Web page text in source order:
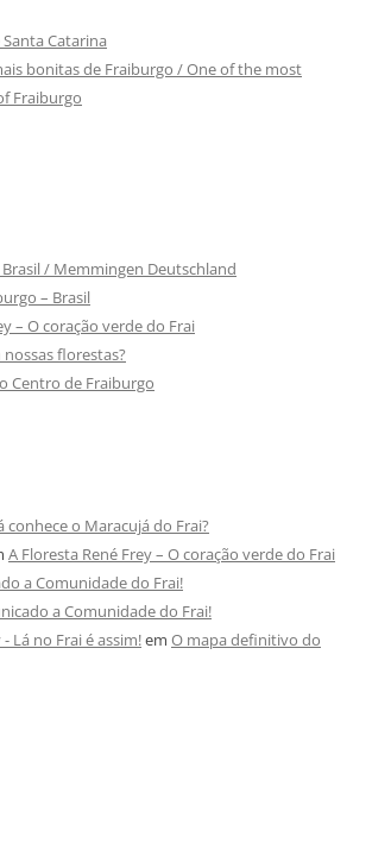
Catarina
bonitas de Fraiburgo / One of the most
Fraiburgo
/ Memmingen Deutschland
– Brasil
– O coração verde do Frai
florestas?
Centro de Fraiburgo
conhece o Maracujá do Frai?
A Floresta René Frey – O coração verde do Frai
a Comunidade do Frai!
a Comunidade do Frai!
Lá no Frai é assim!em O mapa definitivo do